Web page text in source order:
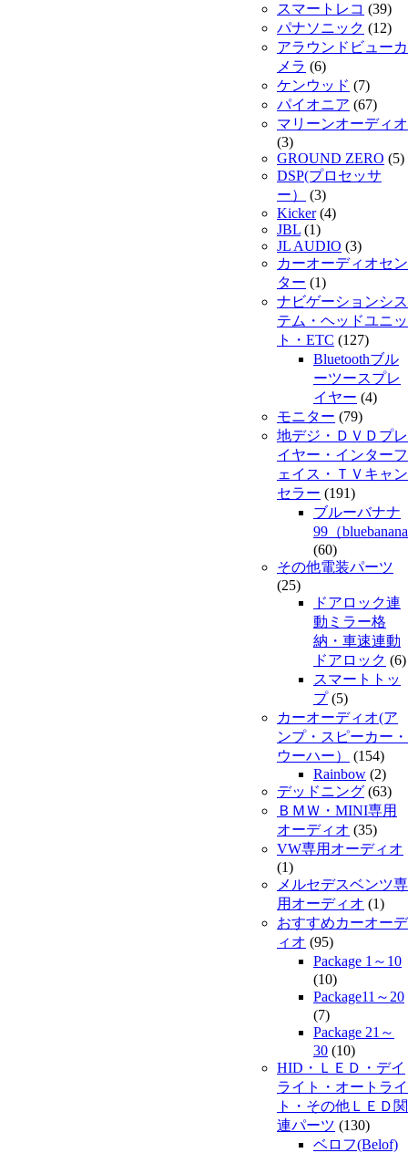
スマートレコ (39)
パナソニック (12)
アラウンドビューカ
メラ (6)
ケンウッド (7)
パイオニア (67)
マリーンオーディオ
(3)
GROUND ZERO (5)
DSP(プロセッサ
ー）
(3)
Kicker(4)
JBL (1)
JL AUDIO (3)
カーオーディオセン
ター (1)
ナビゲーションシス
テム・ヘッドユニッ
ト・ETC (127)
Bluetoothブル
ーツースプレ
イヤー (4)
モニター (79)
地デジ・ＤＶＤプレ
イヤー・インターフ
ェイス・ＴＶキャン
セラー (191)
ブルーバナナ
99（
(60)
その他電装パーツ
(25)
ドアロック連
動ミラー格
納・車速連動
ドアロック (6)
スマートトッ
プ(5)
カーオーディオ(ア
ンプ・スピーカー・
ウーハー）
(154)
Rainbow (2)
デッドニング (63)
ＢＭＷ・MINI専用
オーディオ (35)
VW専用オーディオ
(1)
メルセデスベンツ専
用オーディオ (1)
おすすめカーオーデ
ィオ (95)
Package 1～10
(10)
Package11～20
(7)
Package 21～
30 (10)
HID・ＬＥＤ・デイ
ライト・オートライ
ト・その他ＬＥＤ関
連パーツ (130)
ベロフ(Belof)